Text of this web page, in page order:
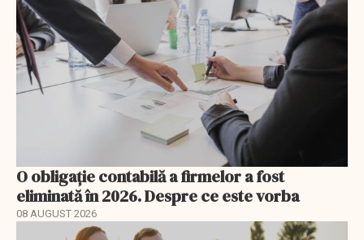
O obligație contabilă a firmelor a fost
eliminată în 2026. Despre ce este vorba
08 AUGUST 2026